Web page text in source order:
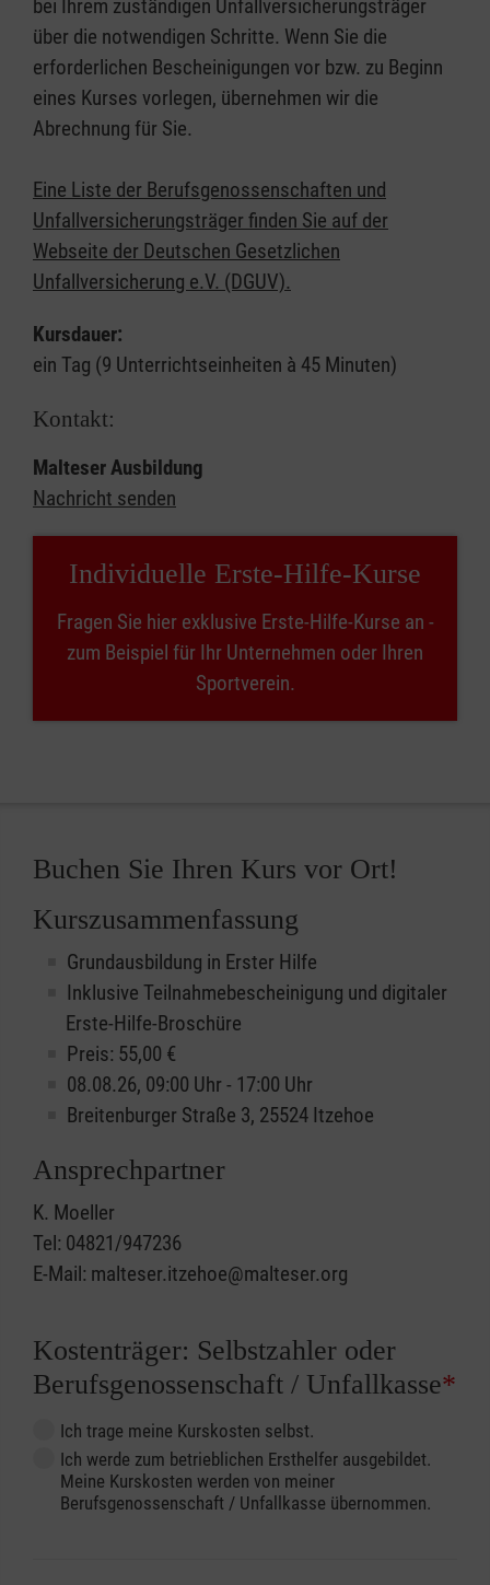
bei Ihrem zuständigen Unfallversicherungsträger
über die notwendigen Schritte. Wenn Sie die
erforderlichen Bescheinigungen vor bzw. zu Beginn
eines Kurses vorlegen, übernehmen wir die
Abrechnung für Sie.
Eine Liste der Berufsgenossenschaften und
Unfallversicherungsträger finden Sie auf der
Webseite der Deutschen Gesetzlichen
Unfallversicherung e.V. (DGUV).
Kursdauer:
ein Tag (9 Unterrichtseinheiten à 45 Minuten)
Kontakt:
Malteser Ausbildung
Nachricht senden
Individuelle Erste-Hilfe-Kurse
Fragen Sie hier exklusive Erste-Hilfe-Kurse an -
zum Beispiel für Ihr Unternehmen oder Ihren
Sportverein.
Buchen Sie Ihren Kurs vor Ort!
Kurszusammenfassung
Grundausbildung in Erster Hilfe
Inklusive Teilnahmebescheinigung und digitaler
Erste-Hilfe-Broschüre
Preis: 55,00 €
08.08.26, 09:00 Uhr - 17:00 Uhr
Breitenburger Straße 3, 25524 Itzehoe
Ansprechpartner
K. Moeller
Tel: 04821/947236
E-Mail: malteser.itzehoe@malteser.org
Kostenträger: Selbstzahler oder
Berufsgenossenschaft / Unfallkasse*
Ich trage meine Kurskosten selbst.
Ich werde zum betrieblichen Ersthelfer ausgebildet.
Meine Kurskosten werden von meiner
Berufsgenossenschaft / Unfallkasse übernommen.